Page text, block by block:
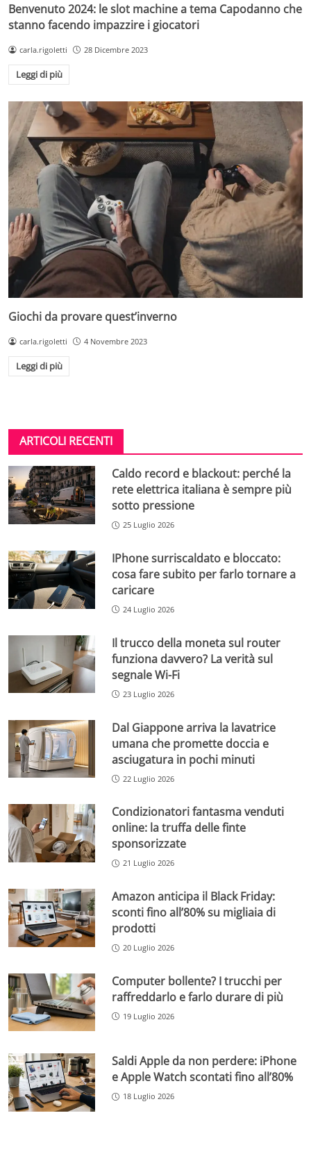
Benvenuto 2024: le slot machine a tema Capodanno che
stanno facendo impazzire i giocatori
carla.rigoletti 28 Dicembre 2023
Leggi di più
Giochi da provare quest’inverno
carla.rigoletti 4 Novembre 2023
Leggi di più
ARTICOLI RECENTI
Caldo record e blackout: perché la
rete elettrica italiana è sempre più
sotto pressione
25 Luglio 2026
IPhone surriscaldato e bloccato:
cosa fare subito per farlo tornare a
caricare
24 Luglio 2026
Il trucco della moneta sul router
funziona davvero? La verità sul
segnale Wi-Fi
23 Luglio 2026
Dal Giappone arriva la lavatrice
umana che promette doccia e
asciugatura in pochi minuti
22 Luglio 2026
Condizionatori fantasma venduti
online: la truffa delle finte
sponsorizzate
21 Luglio 2026
Amazon anticipa il Black Friday:
sconti fino all’80% su migliaia di
prodotti
20 Luglio 2026
Computer bollente? I trucchi per
raffreddarlo e farlo durare di più
19 Luglio 2026
Saldi Apple da non perdere: iPhone
e Apple Watch scontati fino all’80%
18 Luglio 2026